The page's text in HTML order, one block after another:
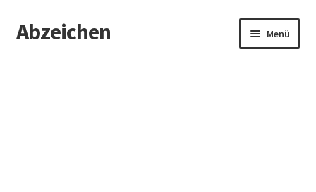
Zur
Navigation
Zum
Inhalt
Abzeichen Menü